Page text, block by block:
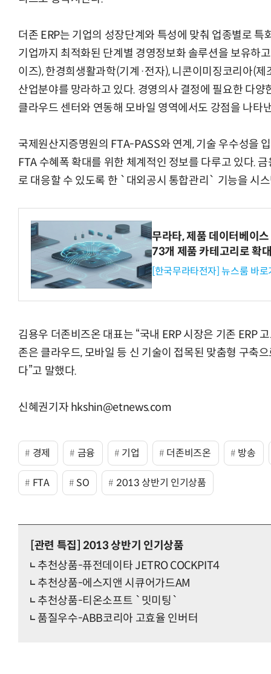
더존 ERP는 기업의 성장단계와 특성에 맞춰 업종별로
기업까지 최적화된 단계별 경영정보화 솔루션을 보유하
이즈), 한경희생활과학(기계·전자), 니콘이미징코리아(
산업분야를 망라하고 있다. 경영의사 결정에 필요한 다
클라우드 센터와 연동해 모바일 영역에서도 강점을 나타
국제원산지증명원의 FTA-PASS와 연계, 기술 우수성을
FTA 수혜폭 확대를 위한 체계적인 정보를 다루고 있다.
로 대응할 수 있도록 한 `대외공시 통합관리` 기능을 시
무라타, 제품 데이터베이
73개 제품 카테고리로 확
[한국무라타전자] 뉴스룸 바로
김용우 더존비즈온 대표는 “국내 ERP 시장은 기존 ERP
존은 클라우드, 모바일 등 신 기술이 접목된 맞춤형 구축
다”고 말했다.
신혜권기자 hkshin@etnews.com
경제 금융 기업 더존비즈온 방송
FTA SO 2013 상반기 인기상품
[관련 특집] 2013 상반기 인기상품
추천상품-퓨전데이타 JETRO COCKPIT4
추천상품-에스지앤 시큐어가드AM
추천상품-티온소프트 `밋미팅`
품질우수-ABB코리아 고효율 인버터